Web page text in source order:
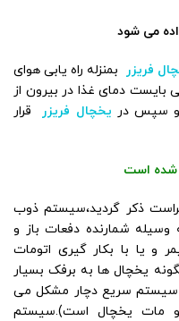
فریزر
بمنزله راه یابی هوای
بایست دمای غذا در بیرون از
و سپس در یخچال فریزر
قرار
ذکر گردید،سیستم ذوب
وسیله شمارنده دفعات باز و
و یا با بکار گیری اتومات
یخچال ها به برفک بسیار
سیستم سریع دچار مشکل می
مات یخچال است).سیستم